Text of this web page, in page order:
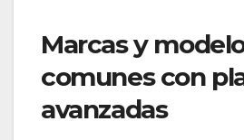
Marcas y
comunes con
avanzadas